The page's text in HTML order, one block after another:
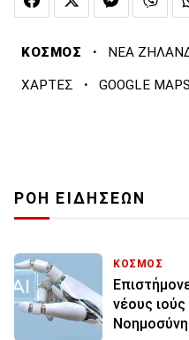
ΚΟΣΜΟΣ · ΝΕΑ
ΧΑΡΤΕΣ · GOOGLE MAPS
ΡΟΗ ΕΙΔΗΣΕΩΝ
ΚΟΣΜΟΣ
νέους